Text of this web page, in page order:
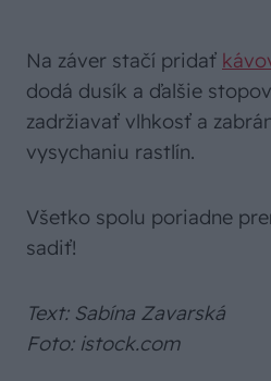
Na záver stačí pridať
dodá dusík a ďalšie
zadržiavať vlhkosť a
vysychaniu rastlín.
Všetko spolu poriadne
sadiť!
Text: Sabína Zavarská
Foto: istock.com